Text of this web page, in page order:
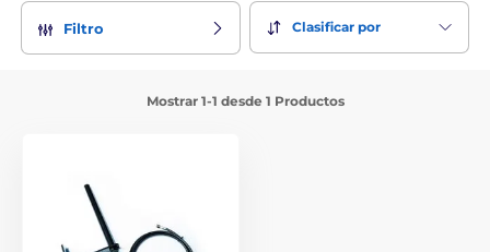
Filtro Clasificar por
Mostrar 1-1 desde 1 Productos